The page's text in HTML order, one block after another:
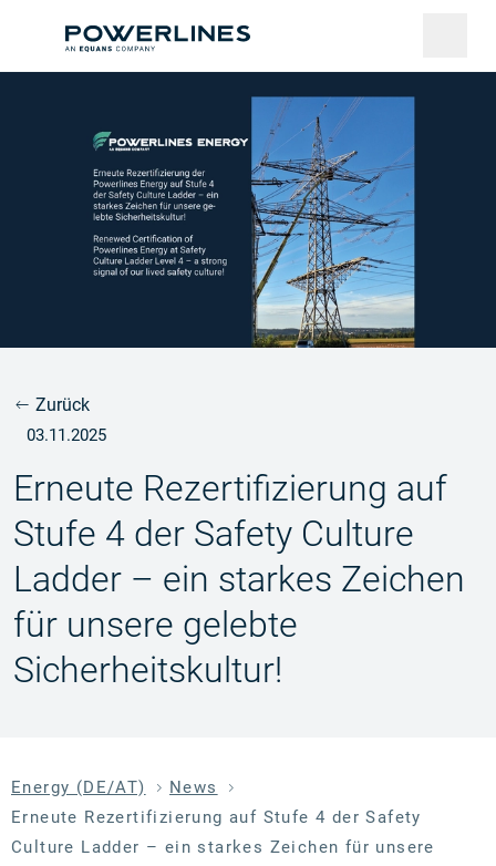
Erneute Rezertifizierung auf
Stufe 4 der Safety Culture
Ladder – ein starkes Zeichen
für unsere gelebte
Sicherheitskultur!
Zurück
03.11.2025
Energy (DE/AT)
News
Erneute Rezertifizierung auf Stufe 4 der Safety
Culture Ladder – ein starkes Zeichen für unsere